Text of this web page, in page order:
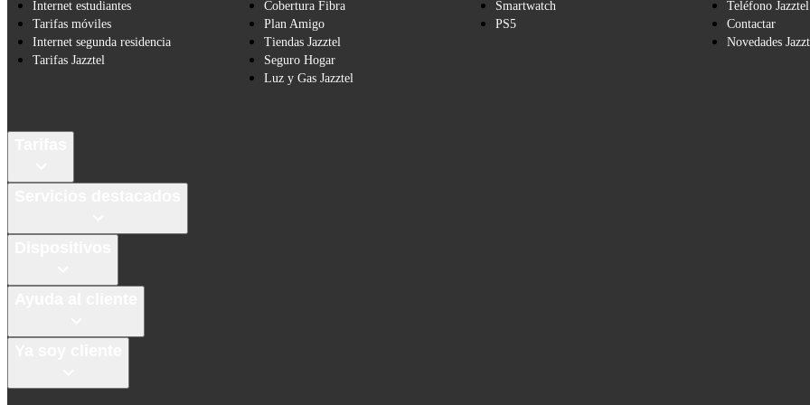
Internet estudiantes
Tarifas móviles
Internet segunda residencia
Tarifas Jazztel
Cobertura Fibra
Plan Amigo
Tiendas Jazztel
Seguro Hogar
Luz y Gas Jazztel
Smartwatch
PS5
Teléfono Jazztel
Contactar
Novedades